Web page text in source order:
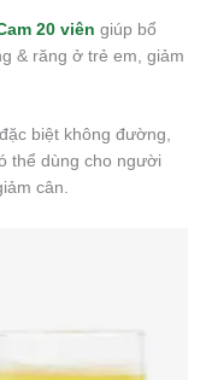
20 viên giúp bổ
& răng ở trẻ em, giảm
biệt không đường,
thể dùng cho người
cân.